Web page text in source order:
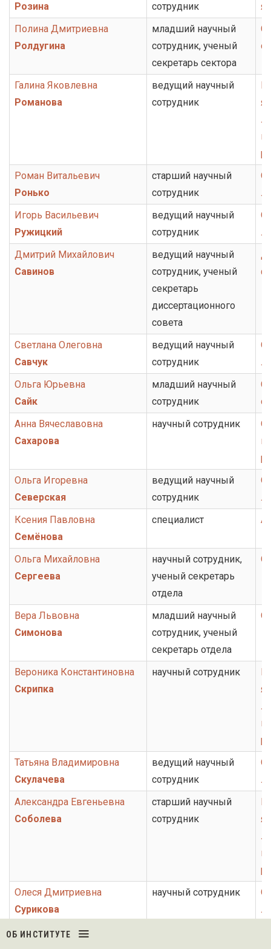
ОБ ИНСТИТУТЕ
Розина
сотрудник
Полина Дмитриевна
Ролдугина
младший научный
сотрудник, ученый
секретарь сектора
Галина Яковлевна
Романова
ведущий научный
сотрудник
Роман Витальевич
Ронько
старший научный
сотрудник
Игорь Васильевич
Ружицкий
ведущий научный
сотрудник
Дмитрий Михайлович
Савинов
ведущий научный
сотрудник, ученый
секретарь
диссертационного
совета
Светлана Олеговна
Савчук
ведущий научный
сотрудник
Ольга Юрьевна
Сайк
младший научный
сотрудник
Анна Вячеславовна
Сахарова
научный сотрудник
Ольга Игоревна
Северская
ведущий научный
сотрудник
Ксения Павловна
Семёнова
специалист
Ольга Михайловна
Сергеева
научный сотрудник,
ученый секретарь
отдела
Вера Львовна
Симонова
младший научный
сотрудник, ученый
секретарь отдела
Вероника Константиновна
Скрипка
научный сотрудник
Татьяна Владимировна
Скулачева
ведущий научный
сотрудник
Александра Евгеньевна
Соболева
старший научный
сотрудник
Олеся Дмитриевна
Сурикова
научный сотрудник
Александра Валерьевна